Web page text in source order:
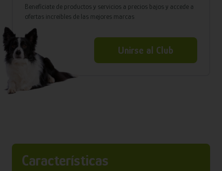
Benefíciate de productos y servicios a precios bajos y accede a
ofertas increíbles de las mejores marcas
Unirse al Club
Características